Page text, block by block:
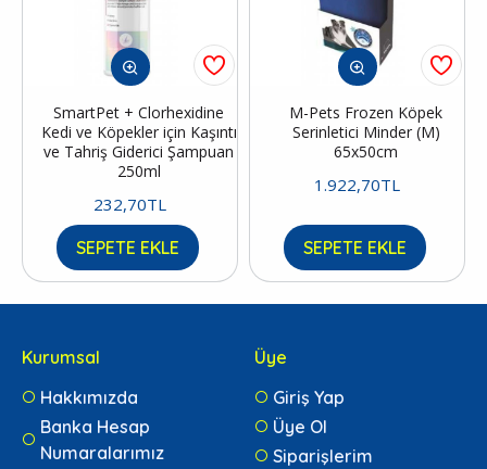
SmartPet + Clorhexidine
Kedi ve Köpekler için Kaşıntı
ve Tahriş Giderici Şampuan
250ml
232,70TL
SEPETE EKLE
M-Pets Frozen Köpek
Serinletici Minder (M)
65x50cm
1.922,70TL
SEPETE EKLE
Kurumsal
Hakkımızda
Banka Hesap
Numaralarımız
Üye
Giriş Yap
Üye Ol
Siparişlerim